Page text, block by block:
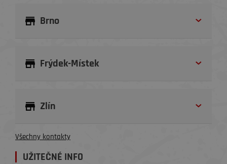
Brno
Frýdek-Místek
Zlín
Všechny kontakty
UŽITEČNÉ INFO